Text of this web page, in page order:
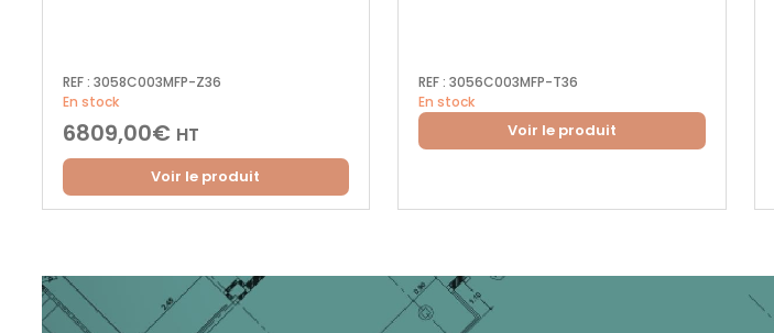
REF : 3058C003MFP-Z36
En stock
6809,00€ HT
Voir le produit
REF : 3056C003MFP-T36
En stock
Voir le produit